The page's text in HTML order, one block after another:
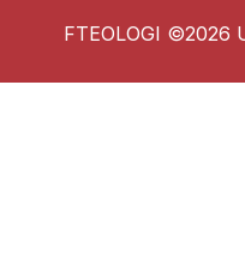
FTEOLOGI ©2026